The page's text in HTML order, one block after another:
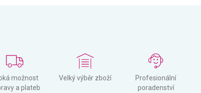
možnost
a plateb
Velký výběr zboží
Profesionální
poradenství